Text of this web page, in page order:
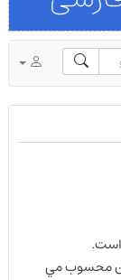
است.
آن محسوب مي